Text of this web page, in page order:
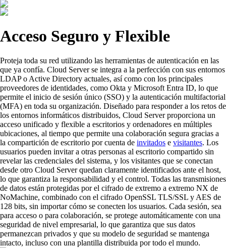
Acceso Seguro y Flexible
Proteja toda su red utilizando las herramientas de autenticación en las
que ya confía. Cloud Server se integra a la perfección con sus entornos
LDAP o Active Directory actuales, así como con los principales
proveedores de identidades, como Okta y Microsoft Entra ID, lo que
permite el inicio de sesión único (SSO) y la autenticación multifactorial
(MFA) en toda su organización. Diseñado para responder a los retos de
los entornos informáticos distribuidos, Cloud Server proporciona un
acceso unificado y flexible a escritorios y ordenadores en múltiples
ubicaciones, al tiempo que permite una colaboración segura gracias a
la compartición de escritorio por cuenta de invitados e visitantes. Los
usuarios pueden invitar a otras personas al escritorio compartido sin
revelar las credenciales del sistema, y los visitantes que se conectan
desde otro Cloud Server quedan claramente identificados ante el host,
lo que garantiza la responsabilidad y el control. Todas las transmisiones
de datos están protegidas por el cifrado de extremo a extremo NX de
NoMachine, combinado con el cifrado OpenSSL TLS/SSL y AES de
128 bits, sin importar cómo se conecten los usuarios. Cada sesión, sea
para acceso o para colaboración, se protege automáticamente con una
seguridad de nivel empresarial, lo que garantiza que sus datos
permanezcan privados y que su modelo de seguridad se mantenga
intacto, incluso con una plantilla distribuida por todo el mundo.